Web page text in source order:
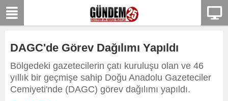
DAGC'de Görev Dağılımı Yapıldı
Bölgedeki gazetecilerin çatı kuruluşu olan ve 46
yıllık bir geçmişe sahip Doğu Anadolu Gazeteciler
Cemiyeti'nde (DAGC) görev dağılımı yapıldı.